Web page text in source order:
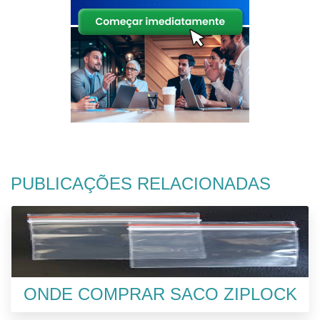
PUBLICAÇÕES RELACIONADAS
ONDE COMPRAR SACO ZIPLOCK